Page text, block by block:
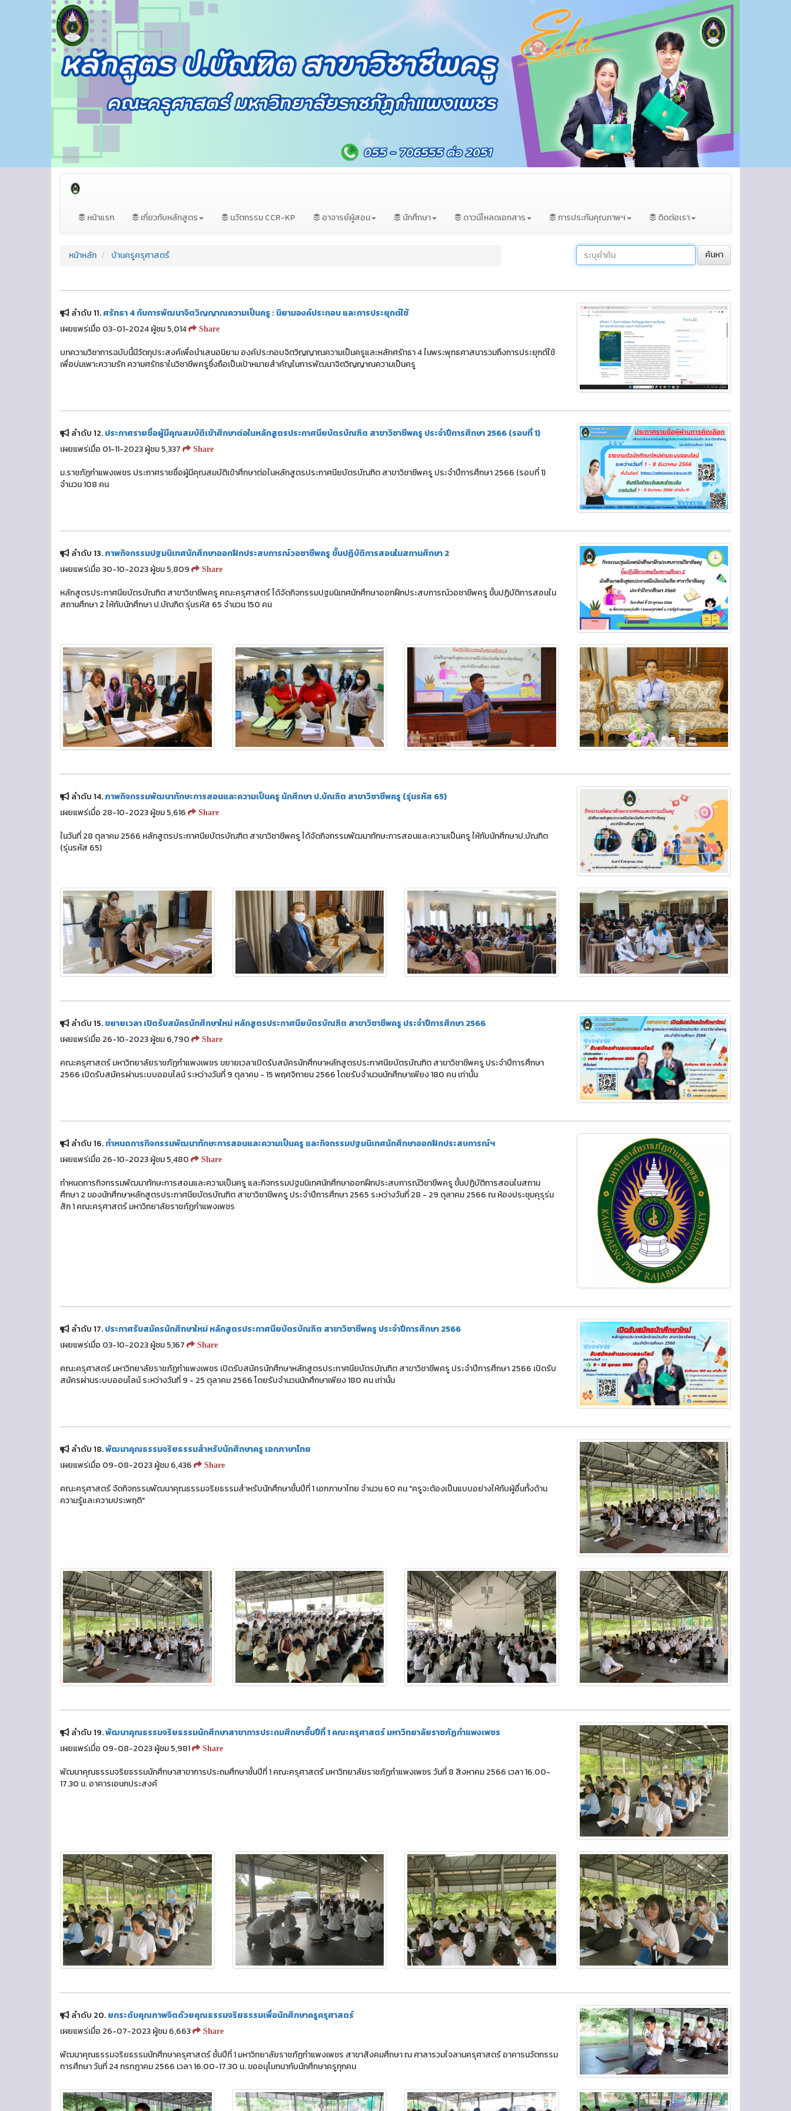
หน้าแรก เกี่ยวกับหลักสูตร นวัตกรรม CCR-KP อาจารย์ผู้สอน นักศึกษา ดาวน์โหลดเอกสาร การประกันคุณภาพฯ ติดต่อเรา
หน้าหลัก บ้านครูครุศาสตร์ ค้นหา
ลำดับ 11.ศรัทธา 4 กับการพัฒนาจิตวิญญาณความเป็นครู : นิยามองค์ประกอบ และการประยุกต์ใช้
เผยแพร่เมื่อ 03-01-2024 ผู้ชม 5,014
Share
บทความวิชาการฉบับนี้มีวัตถุประสงค์เพื่อนำเสนอนิยาม องค์ประกอบจิตวิญญาณความเป็นครูและหลักศรัทธา 4 ในพระพุทธศาสนารวมถึงการประยุกต์ใช้
เพื่อบ่มเพาะความรัก ความศรัทธาในวิชาชีพครูซึ่งถือเป็นเป้าหมายสำคัญในการพัฒนาจิตวิญญาณความเป็นครู
ลำดับ 12.ประกาศรายชื่อผู้มีคุณสมบัติเข้าศึกษาต่อในหลักสูตรประกาศนียบัตรบัณฑิต สาขาวิชาชีพครู ประจำปีการศึกษา 2566 (รอบที่ 1)
เผยแพร่เมื่อ 01-11-2023 ผู้ชม 5,337
Share
ม.ราชภัฏกำแพงเพชร ประกาศรายชื่อผู้มีคุณสมบัติเข้าศึกษาต่อในหลักสูตรประกาศนียบัตรบัณฑิต สาขาวิชาชีพครู ประจำปีการศึกษา 2566 (รอบที่ 1)
จำนวน 108 คน
ลำดับ 13.ภาพกิจกรรมปฐมนิเทศนักศึกษาออกฝึกประสบการณ์วอชาชีพครู ขั้นปฏิบัติการสอนในสถานศึกษา 2
เผยแพร่เมื่อ 30-10-2023 ผู้ชม 5,809
Share
หลักสูตรประกาศนียบัตรบัณฑิต สาขาวิชาชีพครู คณะครุศาสตร์ ได้จัดกิจกรรมปฐมนิเทศนักศึกษาออกฝึกประสบการณ์วอชาชีพครู ขั้นปฏิบัติการสอนใน
สถานศึกษา 2 ให้กับนักศึกษา ป.บัณฑิต รุ่นรหัส 65 จำนวน 150 คน
ลำดับ 14.ภาพกิจกรรมพัฒนาทักษะการสอนและความเป็นครู นักศึกษา ป.บัณฑิต สาขาวิชาชีพครู (รุ่นรหัส 65)
เผยแพร่เมื่อ 28-10-2023 ผู้ชม 5,616
Share
ในวันที่ 28 ตุลาคม 2566 หลักสูตรประกาศนียบัตรบัณฑิต สาขาวิชาชีพครู ได้จัดกิจกรรมพัฒนาทักษะการสอนและความเป็นครู ให้กับนักศึกษาป.บัณฑิต
(รุ่นรหัส 65)
ลำดับ 15.ขยายเวลา เปิดรับสมัครนักศึกษาใหม่ หลักสูตรประกาศนียบัตรบัณฑิต สาขาวิชาชีพครู ประจำปีการศึกษา 2566
เผยแพร่เมื่อ 26-10-2023 ผู้ชม 6,790
Share
คณะครุศาสตร์ มหาวิทยาลัยราชภัฏกำแพงเพชร ขยายเวลาเปิดรับสมัครนักศึกษาหลักสูตรประกาศนียบัตรบัณฑิต สาขาวิชาชีพครู ประจำปีการศึกษา
2566 เปิดรับสมัครผ่านระบบออนไลน์ ระหว่างวันที่ 9 ตุลาคม - 15 พฤศจิกายน 2566 โดยรับจำนวนนักศึกษาเพียง 180 คน เท่านั้น
ลำดับ 16.กำหนดการกิจกรรมพัฒนาทักษะการสอนและความเป็นครู และกิจกรรมปฐมนิเทศนักศึกษาออกฝึกประสบการณ์ฯ
เผยแพร่เมื่อ 26-10-2023 ผู้ชม 5,480
Share
กำหนดการกิจกรรมพัฒนาทักษะการสอนและความเป็นครู และกิจกรรมปฐมนิเทศนักศึกษาออกฝึกประสบการณ์วิชาชีพครู ขั้นปฏิบัติการสอนในสถาน
ศึกษา 2 ของนักศึกษาหลักสูตรประกาศนียบัตรบัณฑิต สาขาวิชาชีพครู ประจำปีการศึกษา 2565 ระหว่างวันที่ 28 - 29 ตุลาคม 2566 ณ ห้องประชุมคุรุร่ม
สัก 1 คณะครุศาสตร์ มหาวิทยาลัยราชภัฏกำแพงเพชร
ลำดับ 17.ประกาศรับสมัครนักศึกษาใหม่ หลักสูตรประกาศนียบัตรบัณฑิต สาขาวิชาชีพครู ประจำปีการศึกษา 2566
เผยแพร่เมื่อ 03-10-2023 ผู้ชม 5,167
Share
คณะครุศาสตร์ มหาวิทยาลัยราชภัฏกำแพงเพชร เปิดรับสมัครนักศึกษาหลักสูตรประกาศนียบัตรบัณฑิต สาขาวิชาชีพครู ประจำปีการศึกษา 2566 เปิดรับ
สมัครผ่านระบบออนไลน์ ระหว่างวันที่ 9 - 25 ตุลาคม 2566 โดยรับจำนวนนักศึกษาเพียง 180 คน เท่านั้น
ลำดับ 18.พัฒนาคุณธรรมจริยธรรมสำหรับนักศึกษาครู เอกภาษาไทย
เผยแพร่เมื่อ 09-08-2023 ผู้ชม 6,436
Share
คณะครุศาสตร์ จัดกิจกรรมพัฒนาคุณธรรมจริยธรรมสำหรับนักศึกษาชั้นปีที่ 1 เอกภาษาไทย จำนวน 60 คน "ครูจะต้องเป็นแบบอย่างให้กับผู้อื่นทั้งด้าน
ความรู้และความประพฤติ"
ลำดับ 19.พัฒนาคุณธรรมจริยธรรมนักศึกษาสาขาการประถมศึกษาชั้นปีที่ 1 คณะครุศาสตร์ มหาวิทยาลัยราชภัฏกำแพงเพชร
เผยแพร่เมื่อ 09-08-2023 ผู้ชม 5,981
Share
พัฒนาคุณธรรมจริยธรรมนักศึกษาสาขาการประถมศึกษาชั้นปีที่ 1 คณะครุศาสตร์ มหาวิทยาลัยราชภัฏกำแพงเพชร วันที่ 8 สิงหาคม 2566 เวลา 16.00-
17.30 น. อาคารเอนกประสงค์
ลำดับ 20.ยกระดับคุณภาพจิตด้วยคุณธรรมจริยธรรมเพื่อนักศึกษาครูครุศาสตร์
เผยแพร่เมื่อ 26-07-2023 ผู้ชม 6,663
Share
พัฒนาคุณธรรมจริยธรรมนักศึกษาครุศาสตร์ ชั้นปีที่ 1 มหาวิทยาลัยราชภัฏกำแพงเพชร สาขาสังคมศึกษา ณ ศาลารวมใจลานครุศาสตร์ อาคารนวัตกรรม
การศึกษา วันที่ 24 กรกฎาคม 2566 เวลา 16.00-17.30 น. ขออนุโมทนากับนักศึกษาครูทุกคน